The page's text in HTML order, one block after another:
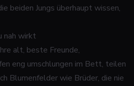
beiden Jungs überhaupt wissen,
nah wirkt
alt, beste Freunde,
eng umschlungen im Bett, teilen
Blumenfelder wie Brüder, die nie